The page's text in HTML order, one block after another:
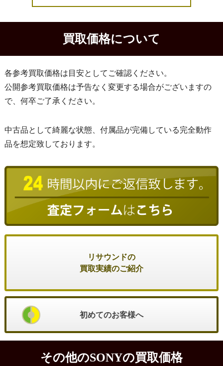
買取価格について
各参考買取価格は目安としてご確認ください。
公開参考買取価格は予告なく変更する場合がございますの
で、何卒ご了承ください。
中古品として綺麗な状態、付属品が完備している完全動作
品を想定致しております。
リサウンドの
買取実績のご紹介
初めてのお客様へ
その他のSONYの買取価格